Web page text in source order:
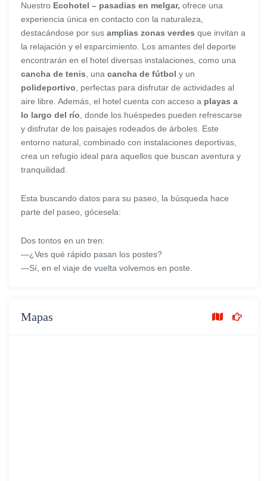
Nuestro Ecohotel – pasadias en melgar, ofrece una
experiencia única en contacto con la naturaleza,
destacándose por sus amplias zonas verdes que invitan a
la relajación y el esparcimiento. Los amantes del deporte
encontrarán en el hotel diversas instalaciones, como una
cancha de tenis , una cancha de fútbol y un
polideportivo , perfectas para disfrutar de actividades al
aire libre. Además, el hotel cuenta con acceso a playas a
lo largo del río , donde los huéspedes pueden refrescarse
y disfrutar de los paisajes rodeados de árboles. Este
entorno natural, combinado con instalaciones deportivas,
crea un refugio ideal para aquellos que buscan aventura y
tranquilidad.
Esta buscando datos para su paseo, la búsqueda hace
parte del paseo, gócesela:
Dos tontos en un tren:
—¿Ves qué rápido pasan los postes?
—Sí, en el viaje de vuelta volvemos en poste.
Mapas